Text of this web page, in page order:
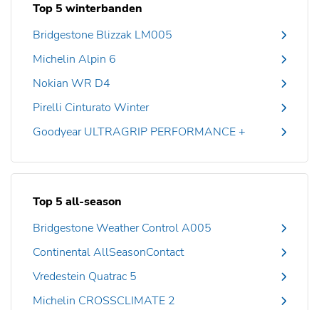
Top 5 winterbanden
Bridgestone Blizzak LM005
Michelin Alpin 6
Nokian WR D4
Pirelli Cinturato Winter
Goodyear ULTRAGRIP PERFORMANCE +
Top 5 all-season
Bridgestone Weather Control A005
Continental AllSeasonContact
Vredestein Quatrac 5
Michelin CROSSCLIMATE 2